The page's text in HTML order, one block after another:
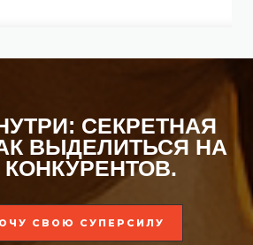
СЕКРЕТНАЯ
ВЫДЕЛИТЬСЯ НА
СВОЮ СУПЕРСИЛУ